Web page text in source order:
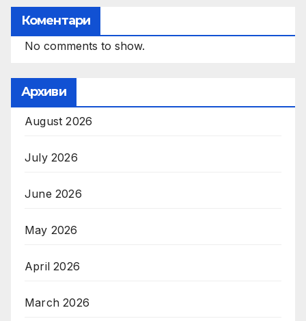
Коментари
No comments to show.
Архиви
August 2026
July 2026
June 2026
May 2026
April 2026
March 2026